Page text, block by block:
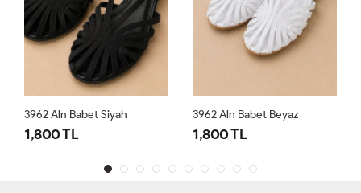
3962 Aln Babet Siyah
1,800 TL
3962 Aln Babet Beyaz
1,800 TL